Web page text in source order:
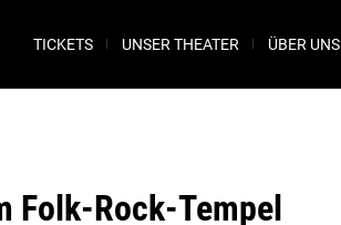
TICKETS UNSER THEATER ÜBER UNS
Folk-Rock-Tempel